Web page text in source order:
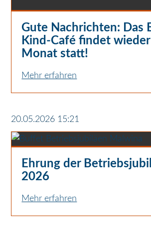
Gute Nachrichten: Das
Kind-Café findet
Monat statt!
Mehr erfahren
20.05.2026 15:21
Ehrung der
2026
Mehr erfahren